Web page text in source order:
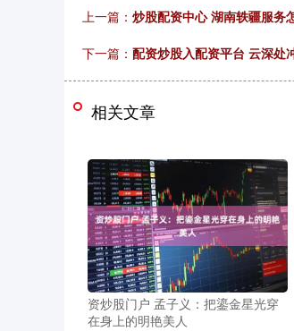
上一篇： 炒股配资中心 湖南轶疆服务
下一篇： 配资炒股入配资平台 云深处
相关文章
资炒股门户 孟子义：把鎏金星光穿
在身上的明艳美人